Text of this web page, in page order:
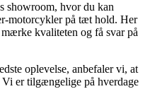
showroom, hvor du kan
motorcykler på tæt hold. Her
kvaliteten og få svar på
oplevelse, anbefaler vi, at
er tilgængelige på hverdage